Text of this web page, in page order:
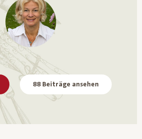
88 Beiträge ansehen